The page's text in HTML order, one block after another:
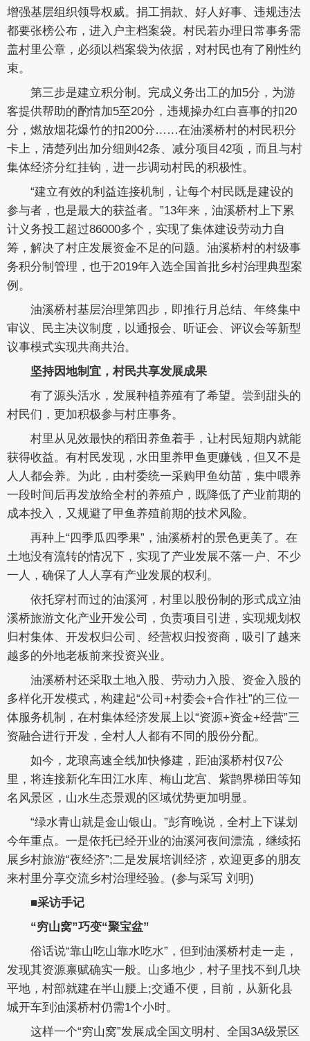
增强基层组织领导权威。捐工捐款、好人好事、违规违法
都要张榜公布，进入户主档案袋。村民若办理日常事务需
盖村里公章，必须以档案袋为依据，对村民也有了刚性约
束。
第三步是建立积分制。完成义务出工的加5分，为游
客提供帮助的酌情加5至20分，违规操办红白喜事的扣20
分，燃放烟花爆竹的扣200分……在油溪桥村的村民积分
卡上，清楚列出加分细则42条、减分项目42项，而且与村
集体经济分红挂钩，进一步调动村民的积极性。
“建立有效的利益连接机制，让每个村民既是建设的
参与者，也是最大的获益者。”13年来，油溪桥村上下累
计义务投工超过86000多个，实现了集体建设劳动力自
筹，解决了村庄发展资金不足的问题。油溪桥村的村级事
务积分制管理，也于2019年入选全国首批乡村治理典型案
例。
油溪桥村基层治理第四步，即推行月总结、年终集中
审议、民主决议制度，以通报会、听证会、评议会等新型
议事模式实现共商共治。
坚持因地制宜，村民共享发展成果
有了源头活水，发展种植养殖有了希望。尝到甜头的
村民们，更加积极参与村庄事务。
村里从见效最快的稻田养鱼着手，让村民短期内就能
获得收益。有村民发现，水田里养甲鱼更赚钱，但又不是
人人都会养。为此，由村委统一采购甲鱼幼苗，集中喂养
一段时间后再发放给全村的养殖户，既降低了产业前期的
成本投入，又规避了甲鱼养殖前期的技术风险。
再种上“四季瓜四季果”，油溪桥村的景色更美了。在
土地没有流转的情况下，实现了产业发展不落一户、不少
一人，确保了人人享有产业发展的权利。
依托穿村而过的油溪河，村里以股份制的形式成立油
溪桥旅游文化产业开发公司，负责项目引进，实现规划权
归村集体、开发权归公司、经营权归投资商，吸引了越来
越多的外地老板前来投资兴业。
油溪桥村还采取土地入股、劳动力入股、资金入股的
多样化开发模式，构建起“公司+村委会+合作社”的三位一
体服务机制，在村集体经济发展上以“资源+资金+经营”三
资融合进行开发，全村人人都有不同的股份分配。
如今，龙琅高速全线加快修建，距油溪桥村仅7公
里，将连接新化车田江水库、梅山龙宫、紫鹊界梯田等知
名风景区，山水生态景观的区域优势更加明显。
“绿水青山就是金山银山。”彭育晚说，全村上下谋划
今年重点。一是依托已经开业的油溪河夜间漂流，继续拓
展乡村旅游“夜经济”;二是发展培训经济，欢迎更多的朋友
来村里分享交流乡村治理经验。(参与采写 刘明)
■采访手记
“穷山窝”巧变“聚宝盆”
俗话说“靠山吃山靠水吃水”，但到油溪桥村走一走，
发现其资源禀赋确实一般。山多地少，村子里找不到几块
平地，村部就建在半山腰上;交通不便，目前，从新化县
城开车到油溪桥村仍需1个小时。
这样一个“穷山窝”发展成全国文明村、全国3A级景区